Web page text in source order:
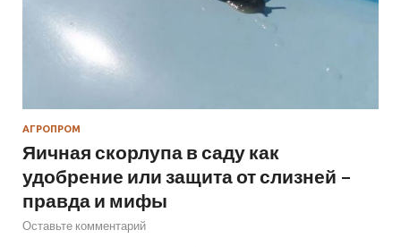
АГРОПРОМ
Яичная скорлупа в саду как
удобрение или защита от слизней –
правда и мифы
Оставьте комментарий